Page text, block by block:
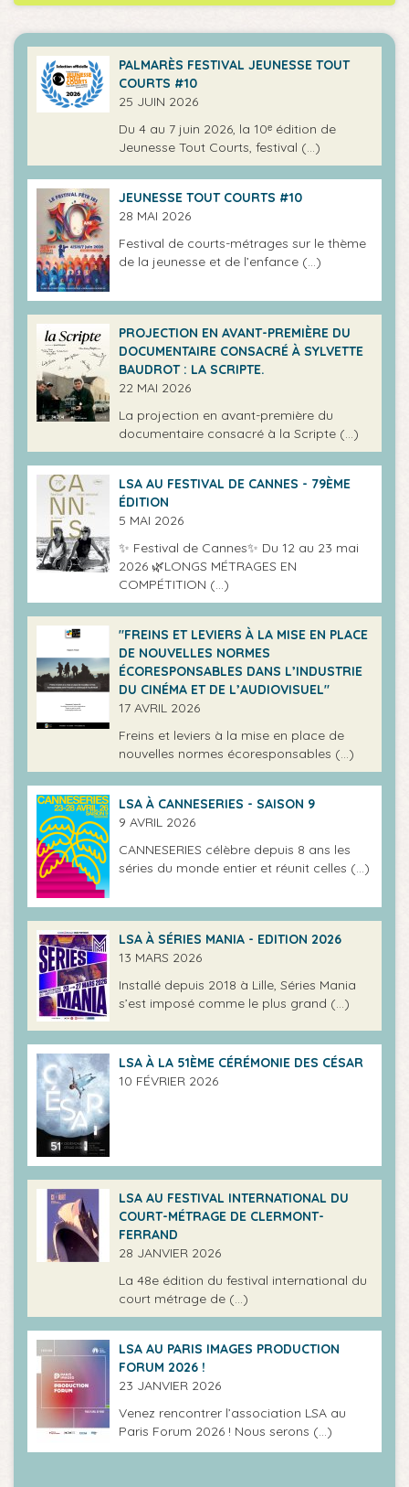
PALMARÈS FESTIVAL JEUNESSE TOUT
COURTS #10
25 JUIN 2026
Du 4 au 7 juin 2026, la 10ᵉ édition de
Jeunesse Tout Courts, festival (…)
JEUNESSE TOUT COURTS #10
28 MAI 2026
Festival de courts-métrages sur le thème
de la jeunesse et de l’enfance (…)
PROJECTION EN AVANT-PREMIÈRE DU
DOCUMENTAIRE CONSACRÉ À SYLVETTE
BAUDROT : LA SCRIPTE.
22 MAI 2026
La projection en avant-première du
documentaire consacré à la Scripte (…)
LSA AU FESTIVAL DE CANNES - 79ÈME
ÉDITION
5 MAI 2026
✨ Festival de Cannes✨ Du 12 au 23 mai
2026 🌿LONGS MÉTRAGES EN
COMPÉTITION (…)
"FREINS ET LEVIERS À LA MISE EN PLACE
DE NOUVELLES NORMES
ÉCORESPONSABLES DANS L’INDUSTRIE
DU CINÉMA ET DE L’AUDIOVISUEL"
17 AVRIL 2026
Freins et leviers à la mise en place de
nouvelles normes écoresponsables (…)
LSA À CANNESERIES - SAISON 9
9 AVRIL 2026
CANNESERIES célèbre depuis 8 ans les
séries du monde entier et réunit celles (…)
LSA À SÉRIES MANIA - EDITION 2026
13 MARS 2026
Installé depuis 2018 à Lille, Séries Mania
s’est imposé comme le plus grand (…)
LSA À LA 51ÈME CÉRÉMONIE DES CÉSAR
10 FÉVRIER 2026
LSA AU FESTIVAL INTERNATIONAL DU
COURT-MÉTRAGE DE CLERMONT-
FERRAND
28 JANVIER 2026
La 48e édition du festival international du
court métrage de (…)
LSA AU PARIS IMAGES PRODUCTION
FORUM 2026 !
23 JANVIER 2026
Venez rencontrer l’association LSA au
Paris Forum 2026 ! Nous serons (…)